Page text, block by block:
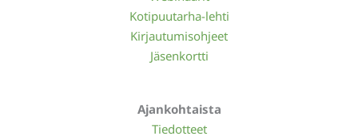
Kotipuutarha-lehti
Kirjautumisohjeet
Jäsenkortti
Ajankohtaista
Tiedotteet